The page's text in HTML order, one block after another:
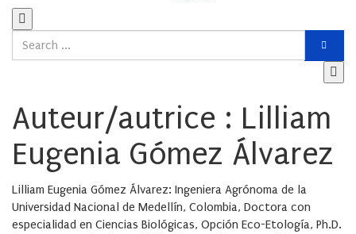
Auteur/autrice : Lilliam
Eugenia Gómez Álvarez
Lilliam Eugenia Gómez Álvarez: Ingeniera Agrónoma de la
Universidad Nacional de Medellín, Colombia, Doctora con
especialidad en Ciencias Biológicas, Opción Eco-Etología, Ph.D.